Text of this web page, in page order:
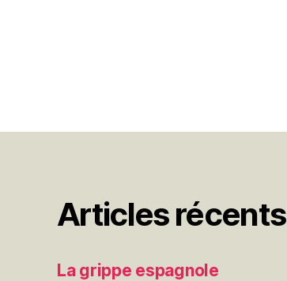
Articles récents
La grippe espagnole